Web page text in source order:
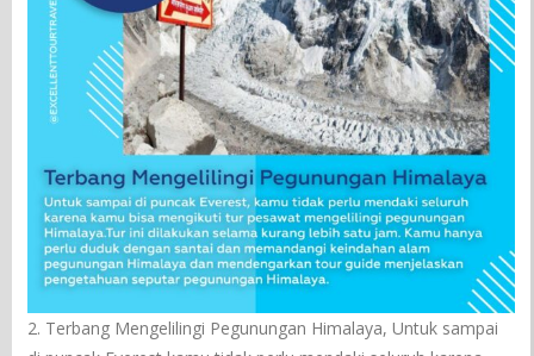
2. Terbang Mengelilingi Pegunungan Himalaya, Untuk sampai